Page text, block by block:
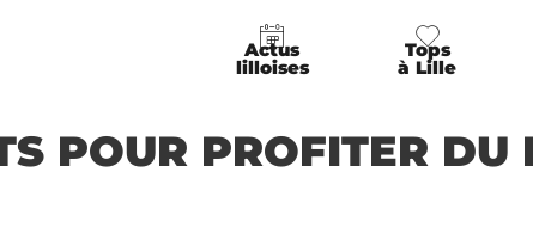
Actus
lilloises
Tops
à Lille
POUR PROFITER DU